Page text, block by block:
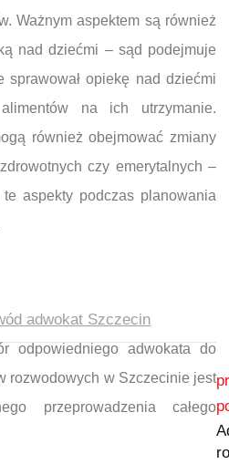
Ważnym aspektem są również
nad dziećmi – sąd podejmuje
opiekę nad dziećmi
na ich utrzymanie.
również obejmować zmiany
czy emerytalnych –
aspekty podczas planowania
adwokat Szczecin
odpowiedniego adwokata do
rozwodowych w Szczecinie jest
przeprowadzenia całego